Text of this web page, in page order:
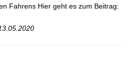
Fahrens Hier geht es zum Beitrag: